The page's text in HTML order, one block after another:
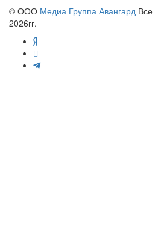
© ООО Медиа Группа Авангард
2026гг.